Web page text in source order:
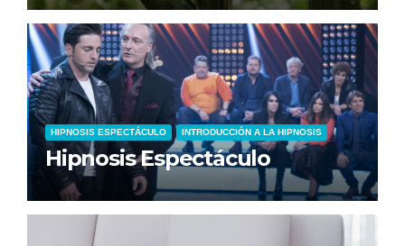
HIPNOSIS ESPECTÁCULO INTRODUCCIÓN A LA HIPNOSIS
Hipnosis Espectáculo